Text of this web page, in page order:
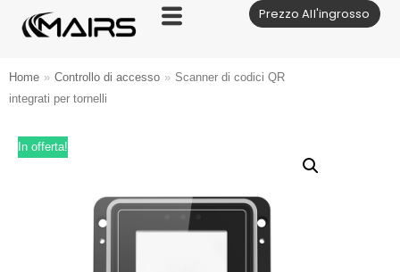
Vai
al
Prezzo All'ingrosso
Home » Controllo di accesso » Scanner di codici QR
integrati per tornelli
In offerta!